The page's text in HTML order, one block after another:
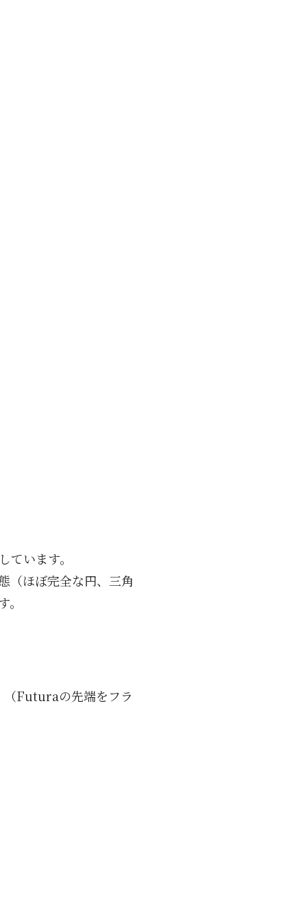
います。
ほぼ完全な円、三角
（Futuraの先端をフラ